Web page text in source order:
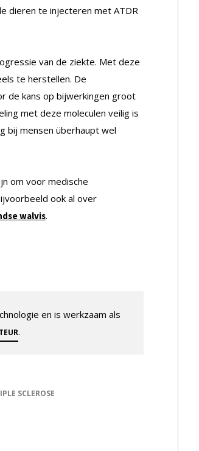
dieren te injecteren met ATDR
van de ziekte. Met deze
te herstellen. De
de kans op bijwerkingen groot
met deze moleculen veilig is
bij mensen überhaupt wel
om voor medische
ook al over
walvis.
en is werkzaam als
.
SCLEROSE